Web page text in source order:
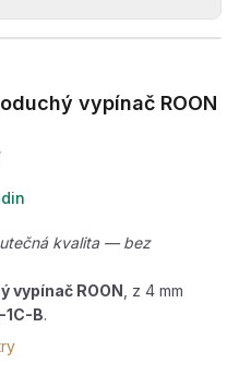
vypínač ROON
kvalita — bez
vypínač ROON , z 4 mm
1C-B.